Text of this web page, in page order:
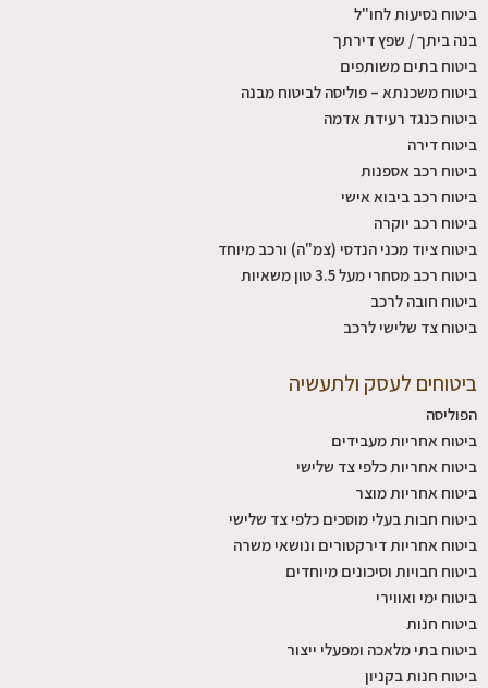
ביטוח נסיעות לחו"ל
בנה ביתך / שפץ דירתך
ביטוח בתים משותפים
ביטוח משכנתא – פוליסה לביטוח מבנה
ביטוח כנגד רעידת אדמה
ביטוח דירה
ביטוח רכב אספנות
ביטוח רכב ביבוא אישי
ביטוח רכב יוקרה
ביטוח ציוד מכני הנדסי (צמ"ה) ורכב מיוחד
ביטוח רכב מסחרי מעל 3.5 טון משאיות
ביטוח חובה לרכב
ביטוח צד שלישי לרכב
ביטוחים לעסק ולתעשיה
הפוליסה
ביטוח אחריות מעבידים
ביטוח אחריות כלפי צד שלישי
ביטוח אחריות מוצר
ביטוח חבות בעלי מוסכים כלפי צד שלישי
ביטוח אחריות דירקטורים ונושאי משרה
ביטוח חבויות וסיכונים מיוחדים
ביטוח ימי ואווירי
ביטוח חנות
ביטוח בתי מלאכה ומפעלי ייצור
ביטוח חנות בקניון